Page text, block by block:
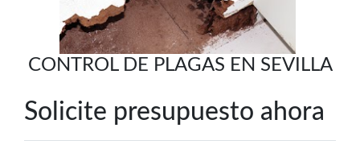
CONTROL DE PLAGAS EN SEVILLA
Solicite presupuesto ahora